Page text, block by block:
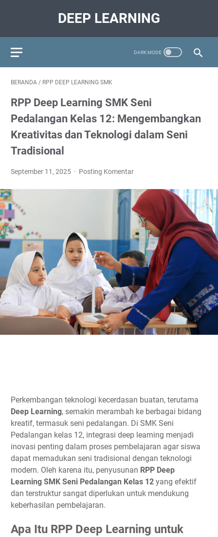
DEEP LEARNING
BERANDA / RPP DEEP LEARNING SMK
RPP Deep Learning SMK Seni
Pedalangan Kelas 12: Mengembangkan
Kreativitas dan Teknologi dalam Seni
Tradisional
September 11, 2025 Posting Komentar
Perkembangan teknologi kecerdasan buatan, terutama
Deep Learning, semakin merambah ke berbagai bidang
kreatif, termasuk seni pedalangan. Di SMK Seni
Pedalangan kelas 12, integrasi deep learning menjadi
inovasi penting dalam proses pembelajaran agar siswa
dapat memadukan seni tradisional dengan teknologi
modern. Oleh karena itu, penyusunan RPP Deep
Learning SMK Seni Pedalangan Kelas 12 yang efektif
dan terstruktur sangat diperlukan untuk mendukung
keberhasilan pembelajaran.
Apa Itu RPP Deep Learning untuk